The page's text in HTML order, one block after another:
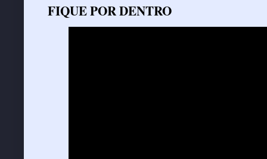
FIQUE POR DENTRO